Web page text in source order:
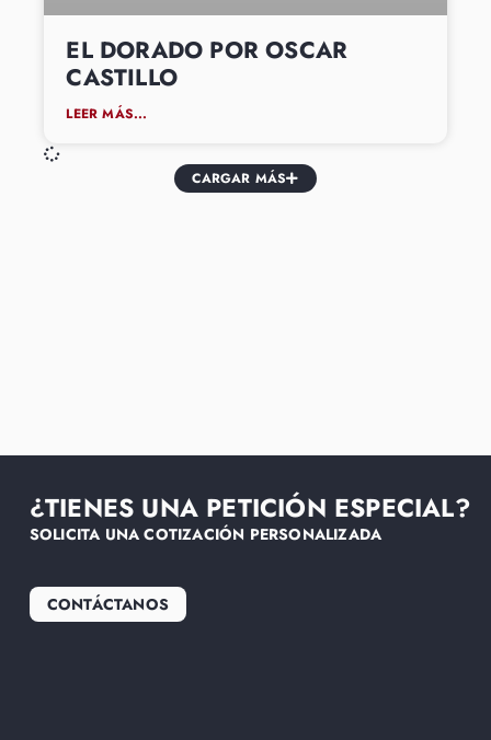
EL DORADO POR OSCAR
CASTILLO
LEER MÁS...
CARGAR MÁS
¿TIENES UNA PETICIÓN ESPECIAL?
SOLICITA UNA COTIZACIÓN PERSONALIZADA
CONTÁCTANOS